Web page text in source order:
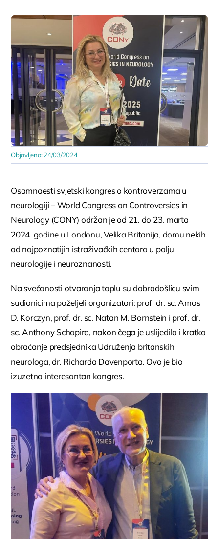
Objavljeno: 24/03/2024
Osamnaesti svjetski kongres o kontroverzama u
neurologiji – World Congress on Controversies in
Neurology (CONY) održan je od 21. do 23. marta
2024. godine u Londonu, Velika Britanija, domu nekih
od najpoznatijih istraživačkih centara u polju
neurologije i neuroznanosti.
Na svečanosti otvaranja toplu su dobrodošlicu svim
sudionicima poželjeli organizatori: prof. dr. sc. Amos
D. Korczyn, prof. dr. sc. Natan M. Bornstein i prof. dr.
sc. Anthony Schapira, nakon čega je uslijedilo i kratko
obraćanje predsjednika Udruženja britanskih
neurologa, dr. Richarda Davenporta. Ovo je bio
izuzetno interesantan kongres.